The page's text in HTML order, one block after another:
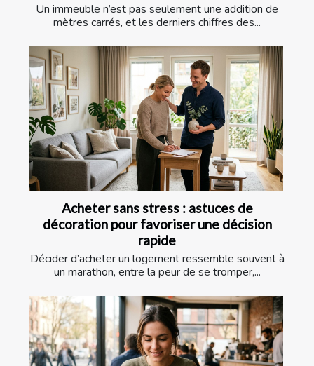
Un immeuble n’est pas seulement une addition de
mètres carrés, et les derniers chiffres des...
Acheter sans stress : astuces de
décoration pour favoriser une décision
rapide
Décider d’acheter un logement ressemble souvent à
un marathon, entre la peur de se tromper,...